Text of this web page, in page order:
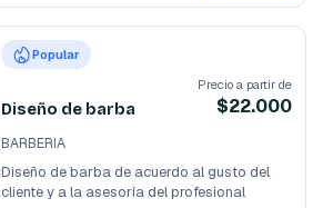
Popular
Diseño de barba
Precio a partir de
$22.000
BARBERIA
Diseño de barba de acuerdo al gusto del
cliente y a la asesoría del profesional